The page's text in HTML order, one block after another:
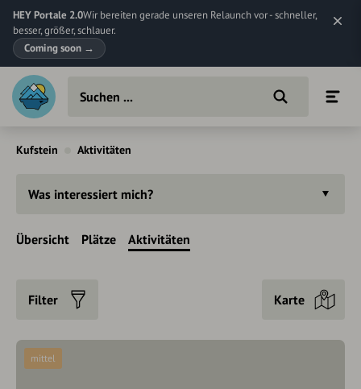
HEY Portale 2.0Wir bereiten gerade unseren Relaunch vor - schneller,
besser, größer, schlauer.
Coming soon →
Kufstein Aktivitäten
Was interessiert mich?
Übersicht Plätze Aktivitäten
Filter Karte
mittel